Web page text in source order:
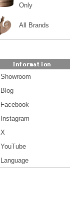
Only
All Brands
Showroom
Blog
Facebook
Instagram
X
YouTube
Language